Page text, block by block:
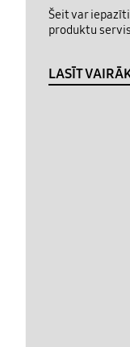
Šeit var
produktu
LASĪT